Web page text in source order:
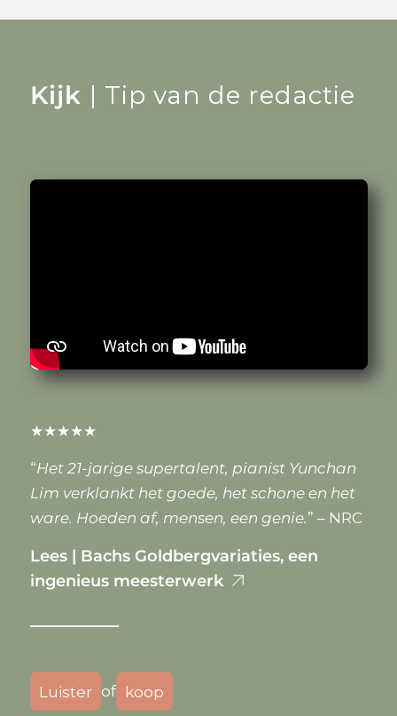
Kijk | Tip van de redactie
★★★★★
“Het 21-jarige supertalent, pianist Yunchan
Lim verklankt het goede, het schone en het
ware. Hoeden af, mensen, een genie.” – NRC
Lees | Bachs Goldbergvariaties, een
ingenieus meesterwerk
Luister of koop